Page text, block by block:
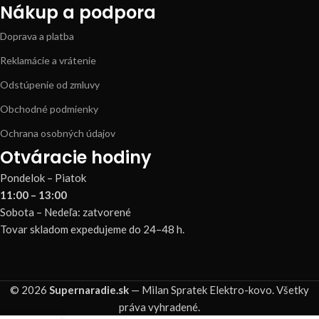
Nákup a podpora
Doprava a platba
Reklamácie a vrátenie
Odstúpenie od zmluvy
Obchodné podmienky
Ochrana osobných údajov
Otváracie hodiny
Pondelok – Piatok
11:00 – 13:00
Sobota – Nedeľa: zatvorené
Tovar skladom expedujeme do 24–48 h.
© 2026 Supernaradie.sk — Milan Spratek Elektro-kovo. Všetky
práva vyhradené.